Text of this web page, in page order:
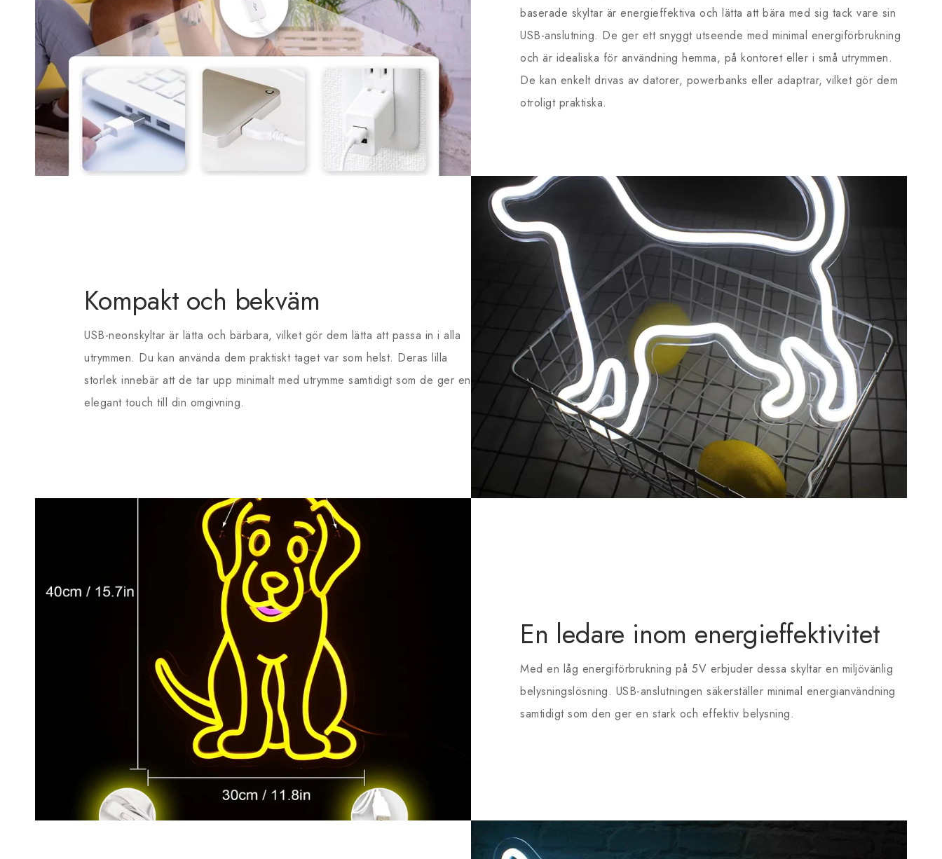
baserade skyltar är energieffektiva och lätta att bära med sig tack vare sin
USB-anslutning. De ger ett snyggt utseende med minimal energiförbrukning
och är idealiska för användning hemma, på kontoret eller i små utrymmen.
De kan enkelt drivas av datorer, powerbanks eller adaptrar, vilket gör dem
otroligt praktiska.
Kompakt och bekväm
USB-neonskyltar är lätta och bärbara, vilket gör dem lätta att passa in i alla
utrymmen. Du kan använda dem praktiskt taget var som helst. Deras lilla
storlek innebär att de tar upp minimalt med utrymme samtidigt som de ger en
elegant touch till din omgivning.
En ledare inom energieffektivitet
Med en låg energiförbrukning på 5V erbjuder dessa skyltar en miljövänlig
belysningslösning. USB-anslutningen säkerställer minimal energianvändning
samtidigt som den ger en stark och effektiv belysning.